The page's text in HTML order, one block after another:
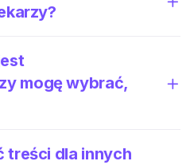
mogę wybrać,
treści dla innych